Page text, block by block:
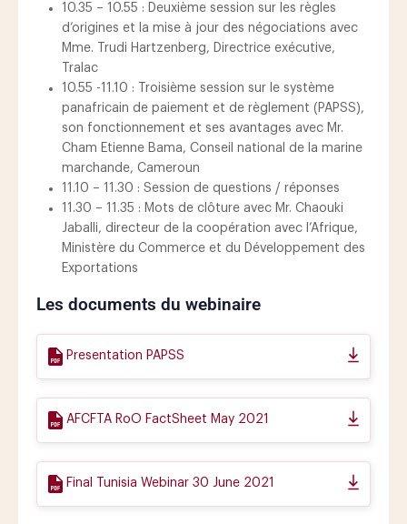
10.35 – 10.55 : Deuxième session sur les règles
d’origines et la mise à jour des négociations avec
Mme. Trudi Hartzenberg, Directrice exécutive,
Tralac
10.55 -11.10 : Troisième session sur le système
panafricain de paiement et de règlement (PAPSS),
son fonctionnement et ses avantages avec Mr.
Cham Etienne Bama, Conseil national de la marine
marchande, Cameroun
11.10 – 11.30 : Session de questions / réponses
11.30 – 11.35 : Mots de clôture avec Mr. Chaouki
Jaballi, directeur de la coopération avec l’Afrique,
Ministère du Commerce et du Développement des
Exportations
Les documents du webinaire
Presentation PAPSS
AFCFTA RoO FactSheet May 2021
Final Tunisia Webinar 30 June 2021